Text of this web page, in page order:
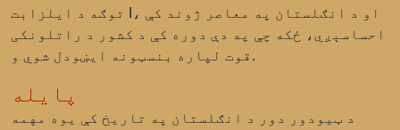
توګه د ایلزابت I، او د انګلستان په معاصر ژوند کې
احساسېږي، ځکه چې په دې دوره کې د کشور د راتلونکی
قوت لپاره بنسټونه ایښودل شوي و.
پایله
د ټیودور دور د انګلستان په تاریخ کې یوه مهمه